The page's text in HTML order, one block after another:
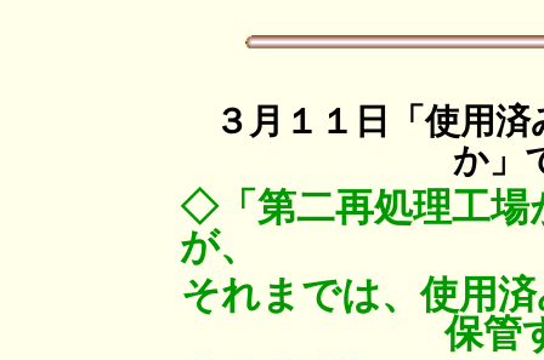
３月１１日「使用
か」
◇「第二再処理工場
が、
それまでは、使用
保管